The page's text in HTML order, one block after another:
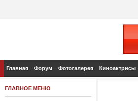
Главная Форум Фотогалерея Киноактрисы
ГЛАВНОЕ МЕНЮ